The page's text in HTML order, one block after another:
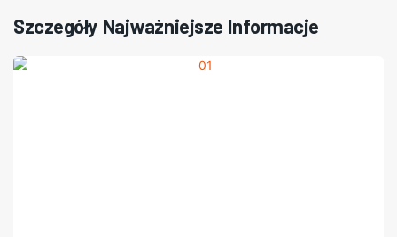
Szczegóły Najważniejsze Informacje